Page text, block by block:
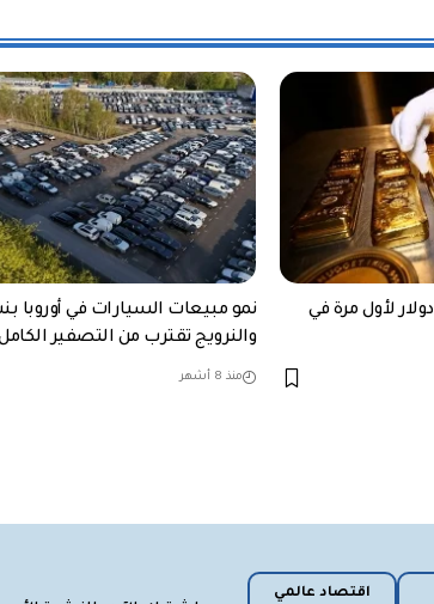
الذهب يكسر حاجز الـ 4500 دولار لأول مرة في
والنرويج تقترب من التصفير
منذ 8 أشهر
اقتصاد عالمي